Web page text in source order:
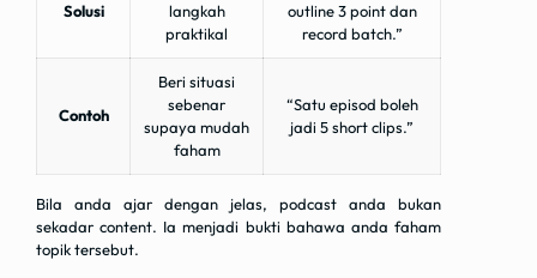
Solusi
langkah
praktikal
outline 3 point dan
record batch.”
Contoh
Beri situasi
sebenar
supaya mudah
faham
“Satu episod boleh
jadi 5 short clips.”
Bila anda ajar dengan jelas, podcast anda bukan
sekadar content. Ia menjadi bukti bahawa anda faham
topik tersebut.